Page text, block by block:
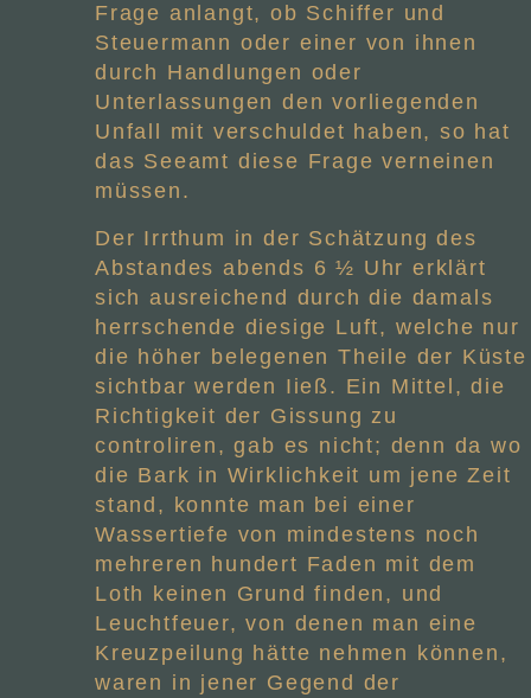
Frage anlangt, ob Schiffer und
Steuermann oder einer von ihnen
durch Handlungen oder
Unterlassungen den vorliegenden
Unfall mit verschuldet haben, so hat
das Seeamt diese Frage verneinen
müssen.
Der Irrthum in der Schätzung des
Abstandes abends 6 ½ Uhr erklärt
sich ausreichend durch die damals
herrschende diesige Luft, welche nur
die höher belegenen Theile der Küste
sichtbar werden Iieß. Ein Mittel, die
Richtigkeit der Gissung zu
controliren, gab es nicht; denn da wo
die Bark in Wirklichkeit um jene Zeit
stand, konnte man bei einer
Wassertiefe von mindestens noch
mehreren hundert Faden mit dem
Loth keinen Grund finden, und
Leuchtfeuer, von denen man eine
Kreuzpeilung hätte nehmen können,
waren in jener Gegend der